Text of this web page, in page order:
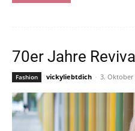
70er Jahre
Fashion vickyliebtdich - 3. Oktober